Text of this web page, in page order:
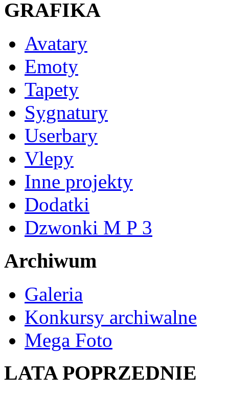
GRAFIKA
Avatary
Emoty
Tapety
Sygnatury
Userbary
Vlepy
Inne projekty
Dodatki
Dzwonki M P 3
Archiwum
Galeria
Konkursy archiwalne
Mega Foto
LATA POPRZEDNIE